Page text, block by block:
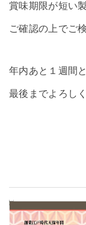
賞味期限が短い
ご確認の上でご
年内あと１週間
最後までよろし